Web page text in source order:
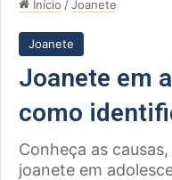
Início /Joanete
Joanete
Joanete em
como
Conheça as
joanete em